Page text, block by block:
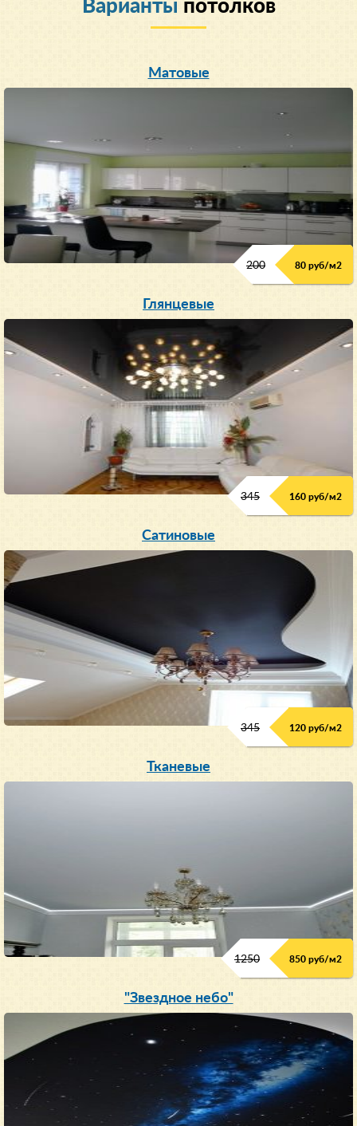
Варианты потолков
Матовые
200 80 руб/м2
Глянцевые
345 160 руб/м2
Сатиновые
345 120 руб/м2
Тканевые
1250 850 руб/м2
"Звездное небо"